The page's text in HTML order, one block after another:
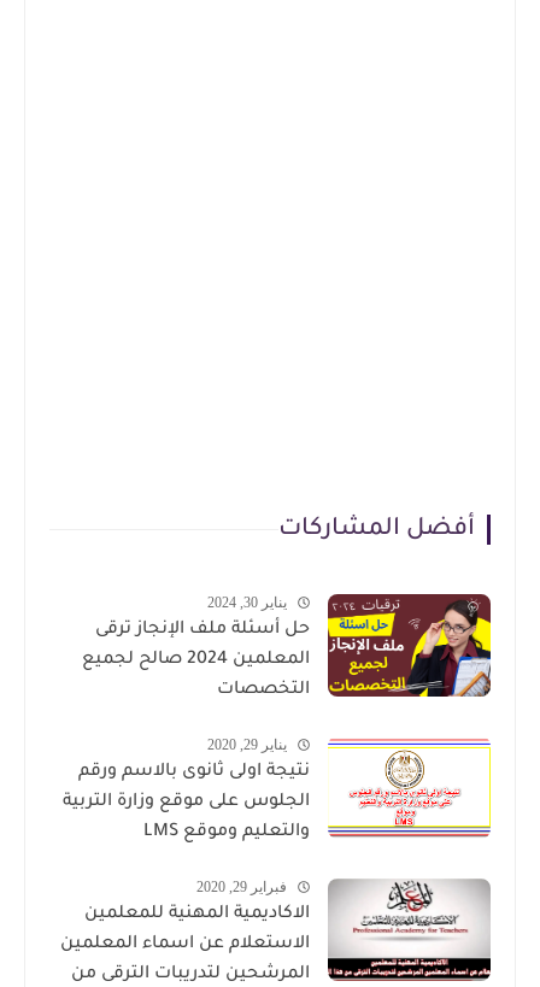
أفضل المشاركات
يناير 30, 2024
حل أسئلة ملف الإنجاز ترقى
المعلمين 2024 صالح لجميع
التخصصات
يناير 29, 2020
نتيجة اولى ثانوى بالاسم ورقم
الجلوس على موقع وزارة التربية
والتعليم وموقع LMS
فبراير 29, 2020
الاكاديمية المهنية للمعلمين
الاستعلام عن اسماء المعلمين
المرشحين لتدريبات الترقى من